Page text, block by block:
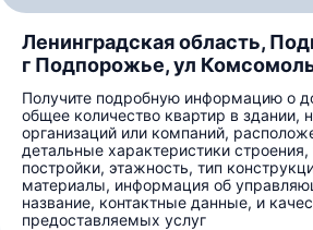
Ленинградская область,
г Подпорожье, ул
Получите подробную информацию о
общее количество квартир в здании,
организаций или компаний,
детальные характеристики строения,
постройки, этажность, тип
материалы, информация об
название, контактные данные, и
предоставляемых услуг